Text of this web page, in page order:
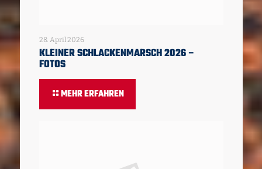
28. April 2026
KLEINER SCHLACKENMARSCH 2026 –
FOTOS
MEHR ERFAHREN